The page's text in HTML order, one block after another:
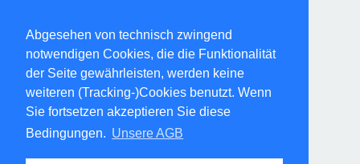
Abgesehen von technisch zwingend
notwendigen Cookies, die die Funktionalität
der Seite gewährleisten, werden keine
weiteren (Tracking-)Cookies benutzt. Wenn
Sie fortsetzen akzeptieren Sie diese
Bedingungen. Unsere AGB